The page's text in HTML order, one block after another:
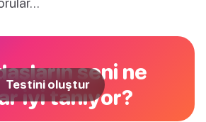
seni ne
iyi tanıyor?
Testini oluştur